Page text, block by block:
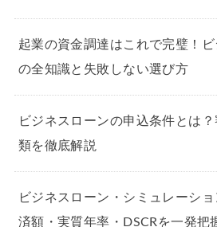
起業の資金調達はこれで完璧！
の全知識と失敗しない選び方
ビジネスローンの申込条件とは
類を徹底解説
ビジネスローン・シミュレーシ
済額・実質年率・DSCRを一発把